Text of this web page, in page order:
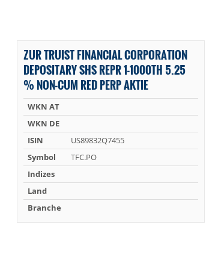
ZUR TRUIST FINANCIAL CORPORATION
DEPOSITARY SHS REPR 1-1000TH 5.25
% NON-CUM RED PERP AKTIE
WKN AT
WKN DE
ISIN
US89832Q7455
Symbol
TFC.PO
Indizes
Land
Branche